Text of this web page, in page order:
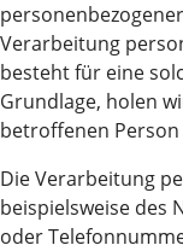
Verarbeitung
besteht für eine
Grundlage, holen
betroffenen Person
Die Verarbeitung
beispielsweise des
oder